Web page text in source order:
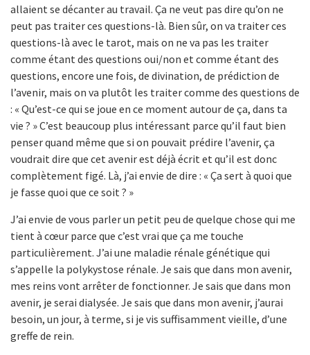
allaient se décanter au travail. Ça ne veut pas dire qu’on ne
peut pas traiter ces questions-là. Bien sûr, on va traiter ces
questions-là avec le tarot, mais on ne va pas les traiter
comme étant des questions oui/non et comme étant des
questions, encore une fois, de divination, de prédiction de
l’avenir, mais on va plutôt les traiter comme des questions de
: « Qu’est-ce qui se joue en ce moment autour de ça, dans ta
vie ? » C’est beaucoup plus intéressant parce qu’il faut bien
penser quand même que si on pouvait prédire l’avenir, ça
voudrait dire que cet avenir est déjà écrit et qu’il est donc
complètement figé. Là, j’ai envie de dire : « Ça sert à quoi que
je fasse quoi que ce soit ? »
J’ai envie de vous parler un petit peu de quelque chose qui me
tient à cœur parce que c’est vrai que ça me touche
particulièrement. J’ai une maladie rénale génétique qui
s’appelle la polykystose rénale. Je sais que dans mon avenir,
mes reins vont arrêter de fonctionner. Je sais que dans mon
avenir, je serai dialysée. Je sais que dans mon avenir, j’aurai
besoin, un jour, à terme, si je vis suffisamment vieille, d’une
greffe de rein.